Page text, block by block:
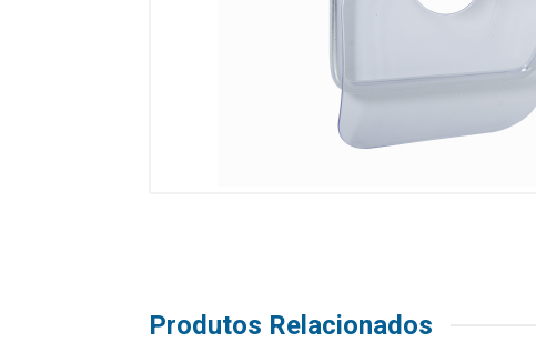
Produtos Relacionados